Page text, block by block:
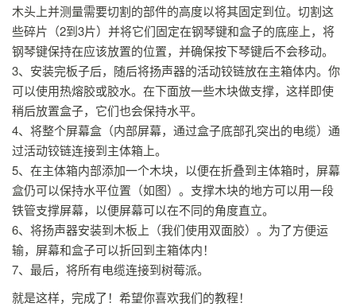
木头上并测量需要切割的部件的高度以将其固定到位。切割这
些碎片（2到3片）并将它们固定在钢琴键和盒子的底座上，将
钢琴键保持在应该放置的位置，并确保按下琴键后不会移动。
3、安装完板子后，随后将扬声器的活动铰链放在主箱体内。你
可以使用热熔胶或胶水。在下面放一些木块做支撑，这样即使
稍后放置盒子，它们也会保持水平。
4、将整个屏幕盒（内部屏幕，通过盒子底部孔突出的电缆）通
过活动铰链连接到主体箱上。
5、在主体箱内部添加一个木块，以便在折叠到主体箱时，屏幕
盒仍可以保持水平位置（如图）。支撑木块的地方可以用一段
铁管支撑屏幕，以便屏幕可以在不同的角度直立。
6、将扬声器安装到木板上（我们使用双面胶）。为了方便运
输，屏幕和盒子可以折回到主箱体内！
7、最后，将所有电缆连接到树莓派。
就是这样，完成了！希望你喜欢我们的教程！